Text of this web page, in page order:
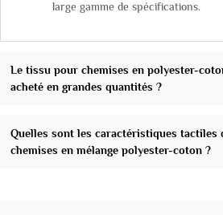
large gamme de spécifications.
Le tissu pour chemises en polyester-
acheté en grandes quantités ?
Quelles sont les caractéristiques tactiles
chemises en mélange polyester-coton ?